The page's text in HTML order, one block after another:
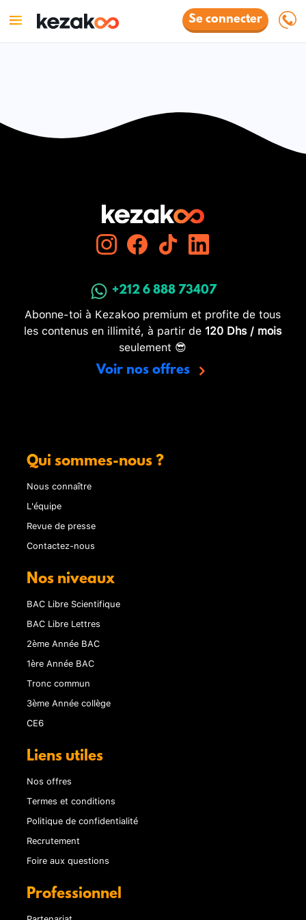
Se connecter
+212 6 888 73407
Abonne-toi à Kezakoo premium et profite de tous
les contenus en illimité, à partir de 120 Dhs / mois
seulement 😎
Voir nos offres
Qui sommes-nous ?
Nous connaître
L'équipe
Revue de presse
Contactez-nous
Nos niveaux
BAC Libre Scientifique
BAC Libre Lettres
2ème Année BAC
1ère Année BAC
Tronc commun
3ème Année collège
CE6
Liens utiles
Nos offres
Termes et conditions
Politique de confidentialité
Recrutement
Foire aux questions
Professionnel